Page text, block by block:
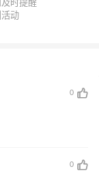
0
0